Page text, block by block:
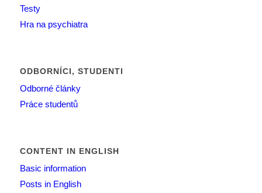
Testy
Hra na psychiatra
ODBORNÍCI, STUDENTI
Odborné články
Práce studentů
CONTENT IN ENGLISH
Basic information
Posts in English